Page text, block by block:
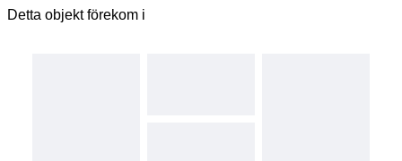
Detta objekt förekom i